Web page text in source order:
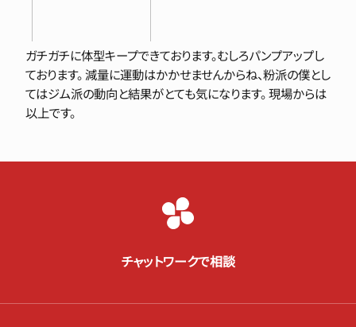
ガチガチに体型キープできております。むしろパンプアップし
ております。 減量に運動はかかせませんからね、粉派の僕とし
てはジム派の動向と結果がとても気になります。 現場からは
以上です。
チャットワークで相談